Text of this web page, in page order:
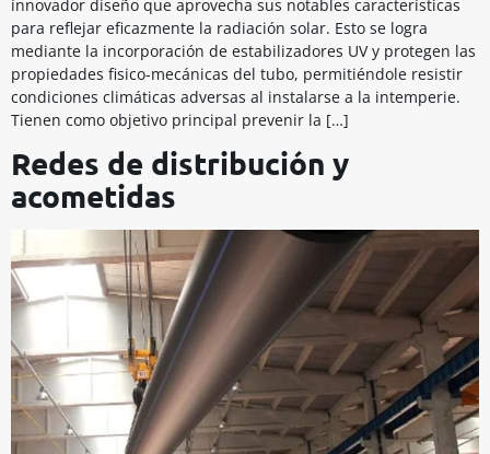
innovador diseño que aprovecha sus notables características
para reflejar eficazmente la radiación solar. Esto se logra
mediante la incorporación de estabilizadores UV y protegen las
propiedades fisico-mecánicas del tubo, permitiéndole resistir
condiciones climáticas adversas al instalarse a la intemperie.
Tienen como objetivo principal prevenir la […]
Redes de distribución y
acometidas